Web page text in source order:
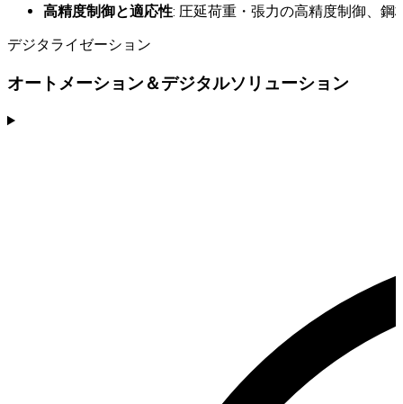
高精度制御と適応性: 圧延荷重・張力の高精度制御、
デジタライゼーション
オートメーション＆デジタルソリューション